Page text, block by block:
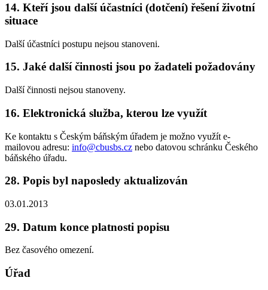
14. Kteří jsou další účastníci (dotčení) řešení životní
situace
Další účastníci postupu nejsou stanoveni.
15. Jaké další činnosti jsou po žadateli požadovány
Další činnosti nejsou stanoveny.
16. Elektronická služba, kterou lze využít
Ke kontaktu s Českým báňským úřadem je možno využít e-
mailovou adresu: info@cbusbs.cz nebo datovou schránku Českého
báňského úřadu.
28. Popis byl naposledy aktualizován
03.01.2013
29. Datum konce platnosti popisu
Bez časového omezení.
Úřad